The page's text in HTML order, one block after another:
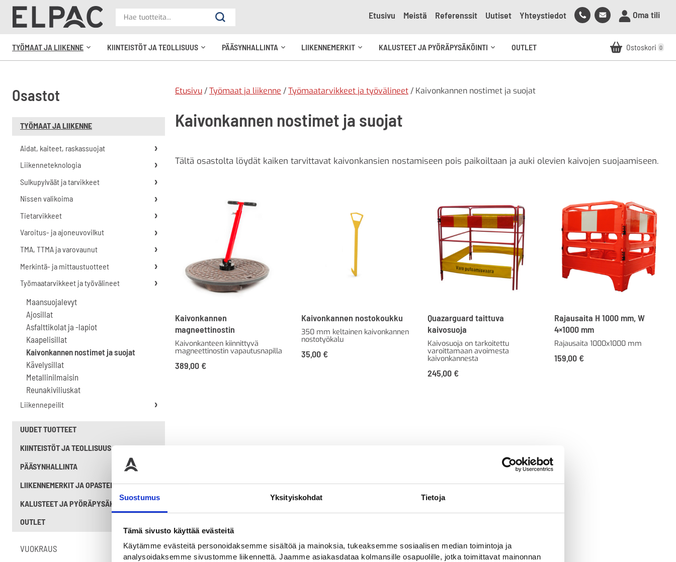
Suostumus Yksityiskohdat Tietoja
Tämä sivusto käyttää evästeitä
Käytämme evästeitä personoidaksemme sisältöä ja mainoksia, tukeaksemme sosiaalisen median toimintoja ja
analysoidaksemme sivustomme liikennettä. Jaamme asiakasdataa kolmansille osapuolille, jotka toimittavat mainonnan
Hae
Hae
Etusivu Meistä Referenssit Uutiset Yhteystiedot
Soita
meille
Lähetä
meille
Oma tili
TYÖMAAT JA LIIKENNE
KIINTEISTÖT JA TEOLLISUUS
PÄÄSYNHALLINTA
LIIKENNEMERKIT
KALUSTEET JA PYÖRÄPYSÄKÖINTI
OUTLET Ostoskori 0
Osastot
TYÖMAAT JA LIIKENNE
Aidat, kaiteet, raskassuojat
Liikenneteknologia
Sulkupylväät ja tarvikkeet
Nissen valikoima
Tietarvikkeet
Varoitus- ja ajoneuvovilkut
TMA, TTMA ja varovaunut
Merkintä- ja mittaustuotteet
Työmaatarvikkeet ja työvälineet
Maansuojalevyt
Ajosillat
Asfalttikolat ja -lapiot
Kaapelisillat
Kaivonkannen nostimet ja suojat
Kävelysillat
Metallinilmaisin
Reunakiviliuskat
Liikennepeilit
UUDET TUOTTEET
KIINTEISTÖT JA TEOLLISUUS
PÄÄSYNHALLINTA
LIIKENNEMERKIT JA OPASTEET
KALUSTEET JA PYÖRÄPYSÄKÖINTI
OUTLET
VUOKRAUS
Etusivu /Työmaat ja liikenne /Työmaatarvikkeet ja työvälineet / Kaivonkannen nostimet ja suojat
Kaivonkannen nostimet ja suojat
Tältä osastolta löydät kaiken tarvittavat kaivonkansien nostamiseen pois paikoiltaan ja auki olevien kaivojen suojaamiseen.
Kaivonkannen
magneettinostin
Kaivonkanteen kiinnittyvä
magneettinostin vapautusnapilla
389,00 €
Kaivonkannen nostokoukku
350 mm keltainen kaivonkannen
nostotyökalu
35,00 €
Quazarguard taittuva
kaivosuoja
Kaivosuoja on tarkoitettu
varoittamaan avoimesta
kaivonkannesta
245,00 €
Rajausaita H 1000 mm, W
4×1000 mm
Rajausaita 1000x1000 mm
159,00 €